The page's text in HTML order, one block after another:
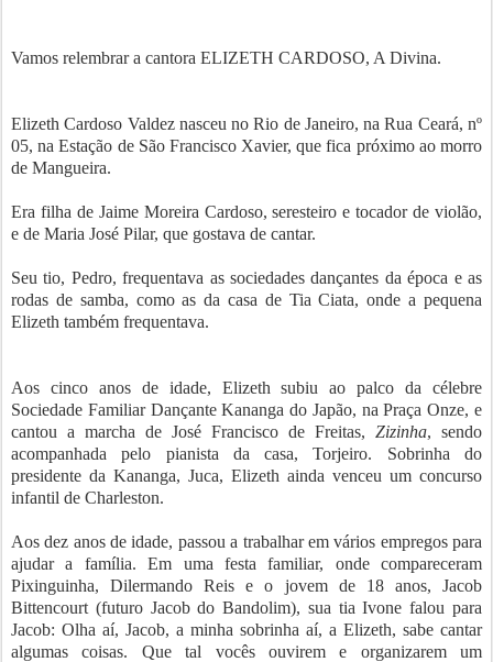
Vamos relembrar a cantora ELIZETH CARDOSO, A Divina.
Elizeth Cardoso Valdez nasceu no Rio de Janeiro, na Rua Ceará, nº
05, na Estação de São Francisco Xavier, que fica próximo ao morro
de Mangueira.
Era filha de Jaime Moreira Cardoso, seresteiro e tocador de violão,
e de Maria José Pilar, que gostava de cantar.
Seu tio, Pedro, frequentava as sociedades dançantes da época e as
rodas de samba, como as da casa de Tia Ciata, onde a pequena
Elizeth também frequentava.
Aos cinco anos de idade, Elizeth subiu ao palco da célebre
Sociedade Familiar Dançante Kananga do Japão, na Praça Onze, e
cantou a marcha de José Francisco de Freitas, Zizinha, sendo
acompanhada pelo pianista da casa, Torjeiro. Sobrinha do
presidente da Kananga, Juca, Elizeth ainda venceu um concurso
infantil de Charleston.
Aos dez anos de idade, passou a trabalhar em vários empregos para
ajudar a família. Em uma festa familiar, onde compareceram
Pixinguinha, Dilermando Reis e o jovem de 18 anos, Jacob
Bittencourt (futuro Jacob do Bandolim), sua tia Ivone falou para
Jacob: Olha aí, Jacob, a minha sobrinha aí, a Elizeth, sabe cantar
algumas coisas. Que tal vocês ouvirem e organizarem um